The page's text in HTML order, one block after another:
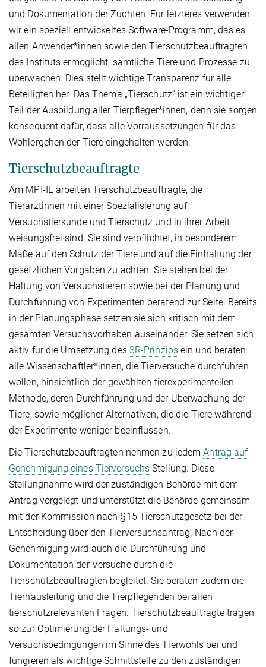
und Dokumentation der Zuchten. Für letzteres verwenden
wir ein speziell entwickeltes Software-Programm, das es
allen Anwender*innen sowie den Tierschutzbeauftragten
des Instituts ermöglicht, sämtliche Tiere und Prozesse zu
überwachen. Dies stellt wichtige Transparenz für alle
Beteiligten her. Das Thema „Tierschutz“ ist ein wichtiger
Teil der Ausbildung aller Tierpfleger*innen, denn sie sorgen
konsequent dafür, dass alle Vorraussetzungen für das
Wohlergehen der Tiere eingehalten werden.
Tierschutzbeauftragte
Am MPI-IE arbeiten Tierschutzbeauftragte, die
Tierärztinnen mit einer Spezialisierung auf
Versuchstierkunde und Tierschutz und in ihrer Arbeit
weisungsfrei sind. Sie sind verpflichtet, in besonderem
Maße auf den Schutz der Tiere und auf die Einhaltung der
gesetzlichen Vorgaben zu achten. Sie stehen bei der
Haltung von Versuchstieren sowie bei der Planung und
Durchführung von Experimenten beratend zur Seite. Bereits
in der Planungsphase setzen sie sich kritisch mit dem
gesamten Versuchsvorhaben auseinander. Sie setzen sich
aktiv für die Umsetzung des 3R-Prinzipsein und beraten
alle Wissenschaftler*innen, die Tierversuche durchführen
wollen, hinsichtlich der gewählten tierexperimentellen
Methode, deren Durchführung und der Überwachung der
Tiere, sowie möglicher Alternativen, die die Tiere während
der Experimente weniger beeinflussen.
Die Tierschutzbeauftragten nehmen zu jedemAntrag auf
Genehmigung eines Tierversuchs Stellung. Diese
Stellungnahme wird der zuständigen Behörde mit dem
Antrag vorgelegt und unterstützt die Behörde gemeinsam
mit der Kommission nach §15 Tierschutzgesetz bei der
Entscheidung über den Tierversuchsantrag. Nach der
Genehmigung wird auch die Durchführung und
Dokumentation der Versuche durch die
Tierschutzbeauftragten begleitet. Sie beraten zudem die
Tierhausleitung und die Tierpflegenden bei allen
tierschutzrelevanten Fragen. Tierschutzbeauftragte tragen
so zur Optimierung der Haltungs- und
Versuchsbedingungen im Sinne des Tierwohls bei und
fungieren als wichtige Schnittstelle zu den zuständigen